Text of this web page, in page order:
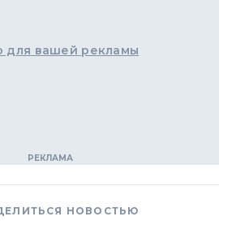
для вашей рекламы
НОВОСТЬЮ